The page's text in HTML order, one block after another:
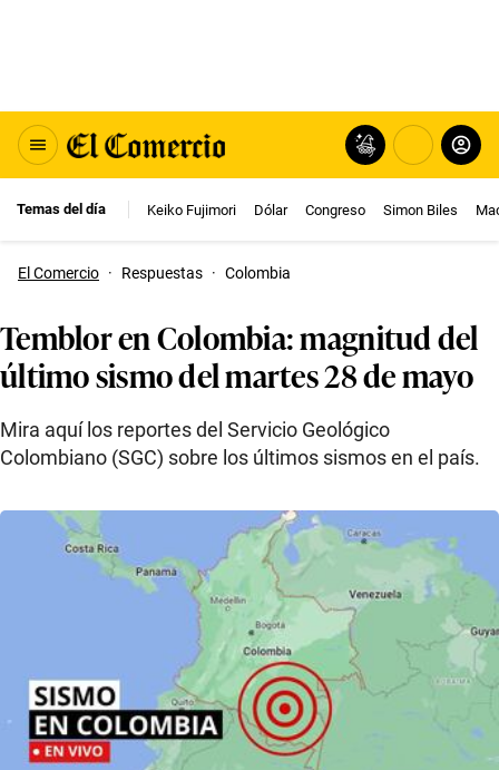
Temas del día Keiko Fujimori Dólar Congreso Simon Biles
El Comercio · Respuestas · Colombia
Temblor en Colombia: magnitud del
último sismo del martes 28 de mayo
Mira aquí los reportes del Servicio Geológico
Colombiano (SGC) sobre los últimos sismos en el país.